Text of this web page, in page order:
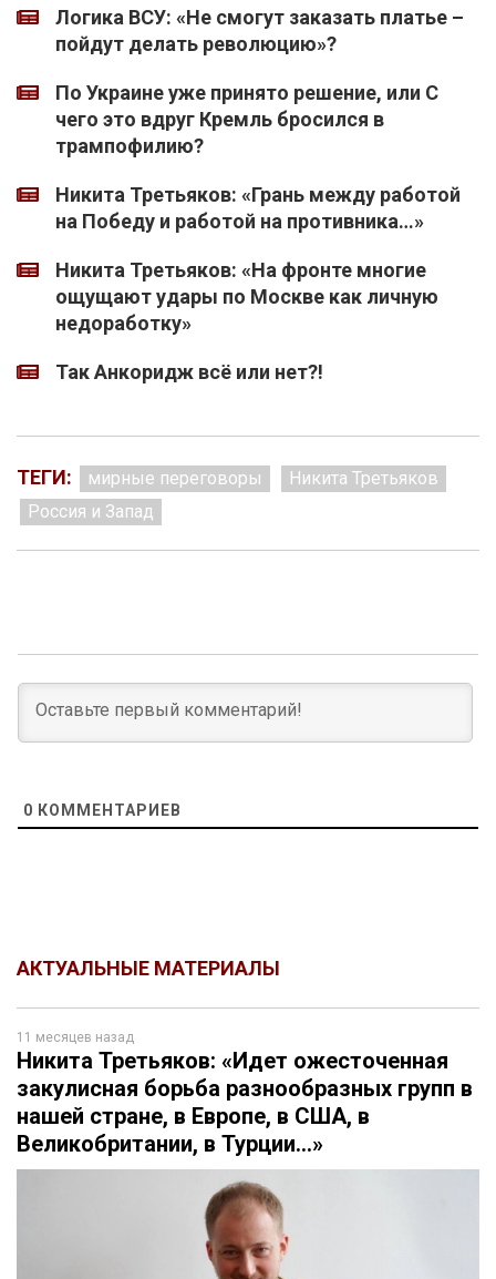
Логика ВСУ: «Не смогут заказать платье –
пойдут делать революцию»?
По Украине уже принято решение, или С
чего это вдруг Кремль бросился в
трампофилию?
Никита Третьяков: «Грань между работой
на Победу и работой на противника…»
Никита Третьяков: «На фронте многие
ощущают удары по Москве как личную
недоработку»
Так Анкоридж всё или нет?!
ТЕГИ: мирные переговоры
Никита Третьяков
Россия и Запад
0 КОММЕНТАРИЕВ
АКТУАЛЬНЫЕ МАТЕРИАЛЫ
11 месяцев назад
Никита Третьяков: «Идет ожесточенная
закулисная борьба разнообразных групп в
нашей стране, в Европе, в США, в
Великобритании, в Турции…»